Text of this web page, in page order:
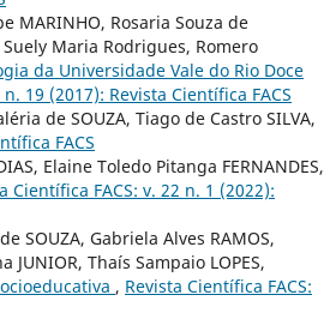
MARINHO, Rosaria Souza de
Suely Maria Rodrigues, Romero
da Universidade Vale do Rio Doce
19 (2017): Revista Científica FACS
de SOUZA, Tiago de Castro SILVA,
FACS
Elaine Toledo Pitanga FERNANDES,
Científica FACS: v. 22 n. 1 (2022):
SOUZA, Gabriela Alves RAMOS,
Thaís Sampaio LOPES,
, Revista Científica FACS: